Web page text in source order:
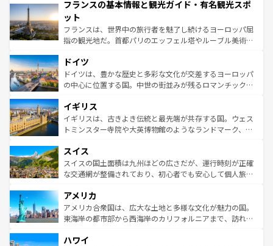
ませてくれるイタリアで、忘れられない旅をしてみよう！
なお、新着のイタリア情報は
しい。
文化が根付くこの国では、情熱的なフラメンコ、熱気あふ
れる闘牛、そして美味しいタパスが生活の一部となってい
る。首都マドリードの洗練された雰囲気や、バルセロナの
アートに溢れた街角から、地方では古代ローマ遺跡や中世
せる。地方によって風土や気候が異なるスペインはその個
性で訪れる人を魅了する。 なお、新着のスペイン情報は コ
ンテンツ一覧を参照してほしい。
フランスの基本情報と観光ガイド・有名観光スポ
ット
フランスは、世界中の旅行者を魅了し続けるヨーロッパ屈
指の観光地だ。首都パリのエッフェル塔やルーブル美術館
で、幅広い魅力が詰まっている。華麗な宮殿、歴史的な大
聖堂、美しいビーチ、そして豊かな自然が、訪れる者を心
から魅了する。また、フランスは美食の国としても知ら
いる。シャンパンの発祥地であるランス、プロヴァンスの
香り高いラベンダー畑など、多彩な楽しみ方が可能だ。さ
らに、パリ以外の地域にも魅力が溢れており、どの街角に
れる地方に足を運ぶとそれぞれで全く異なる文化を体験で
きるだろう。 なお、新着のフランス情報はコンテンツ一覧
を参照してほしい。
ドイツ
ドイツは、豊かな歴史と多彩な文化が交差するヨーロッパ
の中心に位置する国。中世の街並みが残るロマンチック街
顔を持つこの国は、どこを歩いても飽きることがない。ベ
ルリンの文化的活気、バイエルン州のアルプスの絶景、そ
してライン川沿いのワイン畑といった風景は必見。ビール
は、お酒好きな人にはぜひ体験してほしい。 なお、新着の
ドイツ情報はコンテンツ一覧を参照してほしい。
イギリス
イギリスは、古きよき伝統と最先端が共存する国。ウェス
トミンスター寺院や大英博物館のようなランドマーク、歴
リアごとに異なる魅力がある。また、優雅なアフタヌーン
ティー、ビール好きにはたまらない英国パブ、サッカー観
戦など、本場だからこそできる体験も豊富。イギリスを旅
ンツ一覧を参照してほしい。
スイス
スイスの国土面積は九州ほどの広さだが、運行時刻が正確
な交通網が整備されており、初心者でも安心して個人旅行
の建物がそのまま残る町や、スイスならではのユニークな
博物館もあり、アルプス観光だけでなく町歩きも満喫する
ことができる。国民の所得が高いため物価も高いが、旅行
ば市内交通費無料で観光を楽しむこともできる。 なお、新
アメリカ
アメリカ合衆国は、広大な土地と多様な文化が魅力の国。
東海岸の都市部から西海岸のカリフォルニアまで、訪れる
のような巨大都市は、観光、ショッピング、エンターテイ
ハワイ